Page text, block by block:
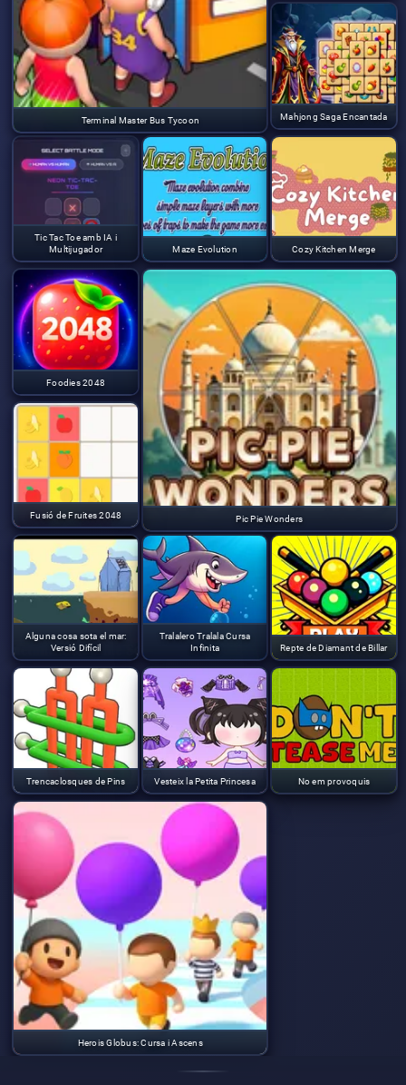
Terminal Master Bus Tycoon Mahjong Saga Encantada
Tic Tac Toe amb IA i
Multijugador
Maze Evolution Cozy Kitchen Merge
Foodies 2048
Pic Pie Wonders
Fusió de Fruites 2048
Alguna cosa sota el mar:
Versió Difícil
Tralalero Tralala Cursa
Infinita
Repte de Diamant de Billar
Trencaclosques de Pins Vesteix la Petita Princesa No em provoquis
Herois Globus: Cursa i Ascens